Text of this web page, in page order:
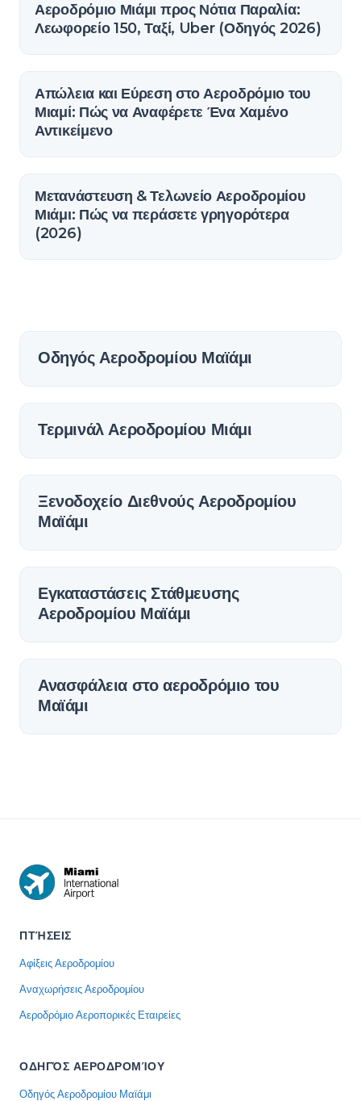
Αεροδρόμιο Μιάμι προς Νότια Παραλία:
Λεωφορείο 150, Ταξί, Uber (Οδηγός 2026)
Απώλεια και Εύρεση στο Αεροδρόμιο του
Μιαμί: Πώς να Αναφέρετε Ένα Χαμένο
Αντικείμενο
Μετανάστευση & Τελωνείο Αεροδρομίου
Μιάμι: Πώς να περάσετε γρηγορότερα
(2026)
Οδηγός Αεροδρομίου Μαϊάμι
Τερμινάλ Αεροδρομίου Μιάμι
Ξενοδοχείο Διεθνούς Αεροδρομίου
Μαϊάμι
Εγκαταστάσεις Στάθμευσης
Αεροδρομίου Μαϊάμι
Ανασφάλεια στο αεροδρόμιο του
Μαϊάμι
ΠΤΉΣΕΙΣ
Αφίξεις Αεροδρομίου
Αναχωρήσεις Αεροδρομίου
Αεροδρόμιο Αεροπορικές Εταιρείες
ΟΔΗΓΌΣ ΑΕΡΟΔΡΟΜΊΟΥ
Οδηγός Αεροδρομίου Μαϊάμι